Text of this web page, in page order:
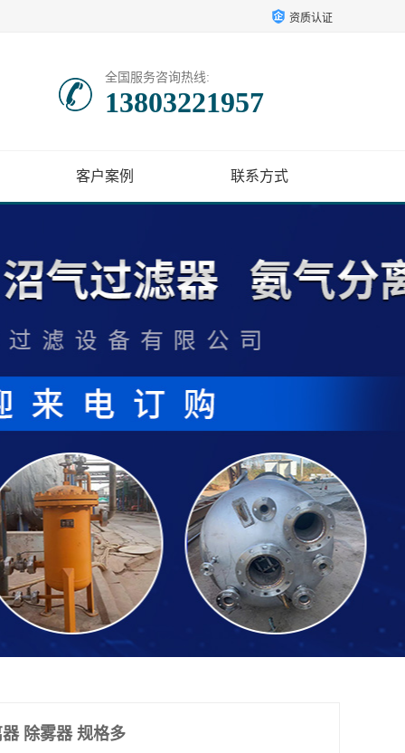
资质认证
全国服务咨询热线:
13803221957
客户案例 联系方式
除雾器 规格多